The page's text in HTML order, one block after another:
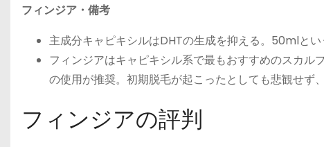
フィンジア・備考
主成分キャピキシルはDHTの生成を抑える。50mlとい
フィンジアはキャピキシル系で最もおすすめのスカ
の使用が推奨。初期脱毛が起こったとしても悲観せず
フィンジアの評判